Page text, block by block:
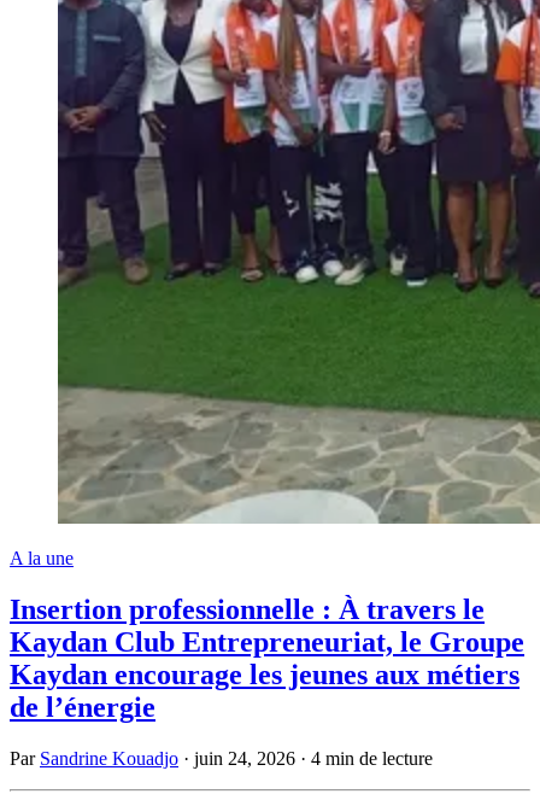
A la une
Insertion professionnelle : À travers le
Kaydan Club Entrepreneuriat, le Groupe
Kaydan encourage les jeunes aux métiers
de l’énergie
Par Sandrine Kouadjo · juin 24, 2026 · 4 min de lecture